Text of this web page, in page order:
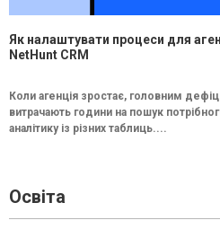
Як налаштувати процеси для
NetHunt CRM
Коли агенція зростає, головним
витрачають години на пошук
аналітику із різних таблиць....
Освіта